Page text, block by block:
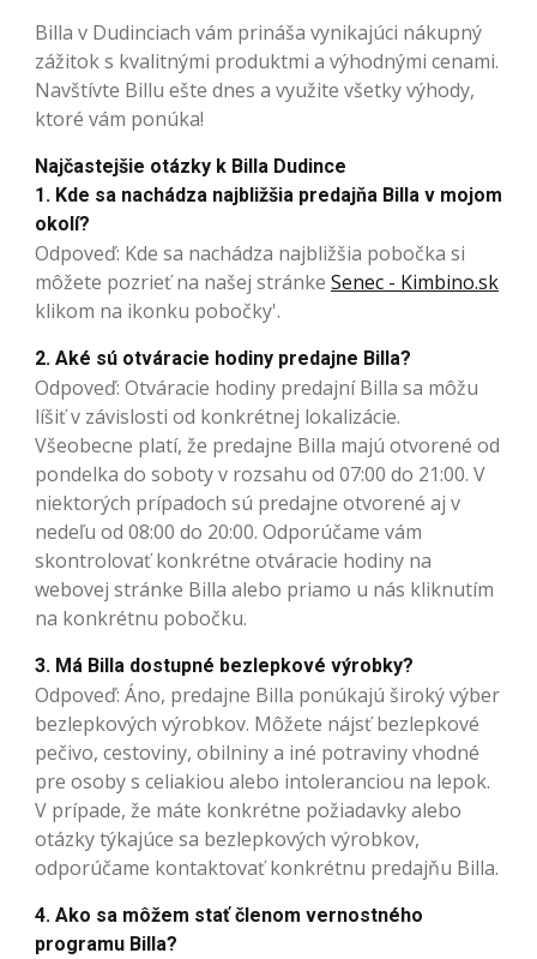
Billa v Dudinciach vám prináša vynikajúci nákupný
zážitok s kvalitnými produktmi a výhodnými cenami.
Navštívte Billu ešte dnes a využite všetky výhody,
ktoré vám ponúka!
Najčastejšie otázky k Billa Dudince
1. Kde sa nachádza najbližšia predajňa Billa v mojom
okolí?
Odpoveď: Kde sa nachádza najbližšia pobočka si
môžete pozrieť na našej stránke Senec - Kimbino.sk
klikom na ikonku pobočky'.
2. Aké sú otváracie hodiny predajne Billa?
Odpoveď: Otváracie hodiny predajní Billa sa môžu
líšiť v závislosti od konkrétnej lokalizácie.
Všeobecne platí, že predajne Billa majú otvorené od
pondelka do soboty v rozsahu od 07:00 do 21:00. V
niektorých prípadoch sú predajne otvorené aj v
nedeľu od 08:00 do 20:00. Odporúčame vám
skontrolovať konkrétne otváracie hodiny na
webovej stránke Billa alebo priamo u nás kliknutím
na konkrétnu pobočku.
3. Má Billa dostupné bezlepkové výrobky?
Odpoveď: Áno, predajne Billa ponúkajú široký výber
bezlepkových výrobkov. Môžete nájsť bezlepkové
pečivo, cestoviny, obilniny a iné potraviny vhodné
pre osoby s celiakiou alebo intoleranciou na lepok.
V prípade, že máte konkrétne požiadavky alebo
otázky týkajúce sa bezlepkových výrobkov,
odporúčame kontaktovať konkrétnu predajňu Billa.
4. Ako sa môžem stať členom vernostného
programu Billa?